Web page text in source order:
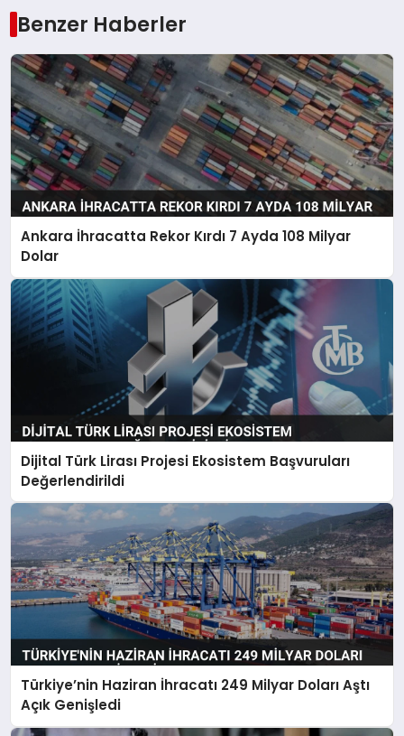
Benzer Haberler
Ankara İhracatta Rekor Kırdı 7 Ayda 108 Milyar
Dolar
Dijital Türk Lirası Projesi Ekosistem Başvuruları
Değerlendirildi
Türkiye’nin Haziran İhracatı 249 Milyar Doları Aştı
Açık Genişledi